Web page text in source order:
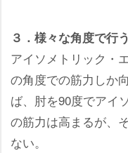
３．様々な角度で行う
アイソメトリック・
の角度での筋力しか
ば、肘を90度でアイ
の筋力は高まるが、
ない。